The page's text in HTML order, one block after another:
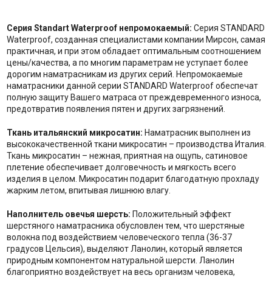
Серия Standart Waterproof непромокаемый: Серия STANDARD
Waterproof, созданная специалистами компании Мирсон, самая
практичная, и при этом обладает оптимальным соотношением
цены/качества, а по многим параметрам не уступает более
дорогим наматрасникам из других серий. Непромокаемые
наматрасники данной серии STANDARD Waterproof обеспечат
полную защиту Вашего матраса от преждевременного износа,
предотвратив появления пятен и других загрязнений.
Ткань итальянский микросатин: Наматрасник выполнен из
высококачественной ткани микросатин – производства Италия.
Ткань микросатин – нежная, приятная на ощупь, сатиновое
плетение обеспечивает долговечность и мягкость всего
изделия в целом. Микросатин подарит благодатную прохладу
жарким летом, впитывая лишнюю влагу.
Наполнительовечья шерсть: Положительный эффект
шерстяного наматрасника обусловлен тем, что шерстяные
волокна под воздействием человеческого тепла (36-37
градусов Цельсия), выделяют Ланолин, который является
природным компонентом натуральной шерсти. Ланолин
благоприятно воздействует на весь организм человека,